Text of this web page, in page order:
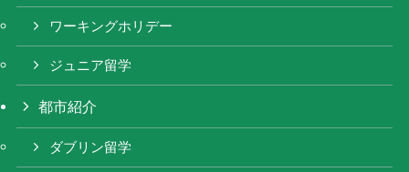
ワーキングホリデー
ジュニア留学
都市紹介
ダブリン留学